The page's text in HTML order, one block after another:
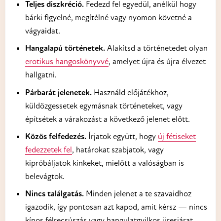
Teljes diszkréció.Fedezd fel egyedül, anélkül hogy
bárki figyelné, megítélné vagy nyomon követné a
vágyaidat.
Hangalapú történetek.Alakítsd a történetedet olyan
erotikus hangoskönyvvé, amelyet újra és újra élvezet
hallgatni.
Párbarát jelenetek.Használd előjátékhoz,
küldözgessetek egymásnak történeteket, vagy
építsétek a várakozást a következő jelenet előtt.
Közös felfedezés.Írjatok együtt, hogy új fétiseket
fedezzetek fel, határokat szabjatok, vagy
kipróbáljatok kinkeket, mielőtt a valóságban is
belevágtok.
Nincs találgatás.Minden jelenet a te szavaidhoz
igazodik, így pontosan azt kapod, amit kérsz — nincs